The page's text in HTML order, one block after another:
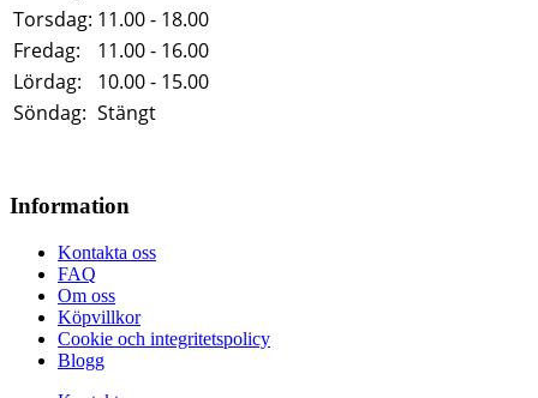
Torsdag: 11.00 - 18.00
Fredag:
11.00 - 16.00
Lördag:
10.00 - 15.00
Söndag: Stängt
Information
Kontakta oss
FAQ
Om oss
Köpvillkor
Cookie och integritetspolicy
Blogg